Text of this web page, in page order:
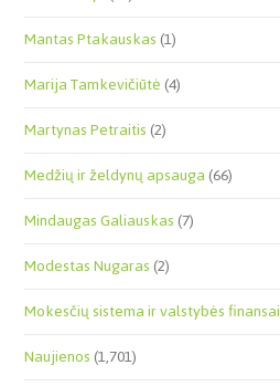
Mantas Ptakauskas(1)
Marija Tamkevičiūtė(4)
Martynas Petraitis(2)
Medžių ir želdynų apsauga(66)
Mindaugas Galiauskas(7)
Modestas Nugaras(2)
Mokesčių sistema ir valstybės finansai
Naujienos(1,701)